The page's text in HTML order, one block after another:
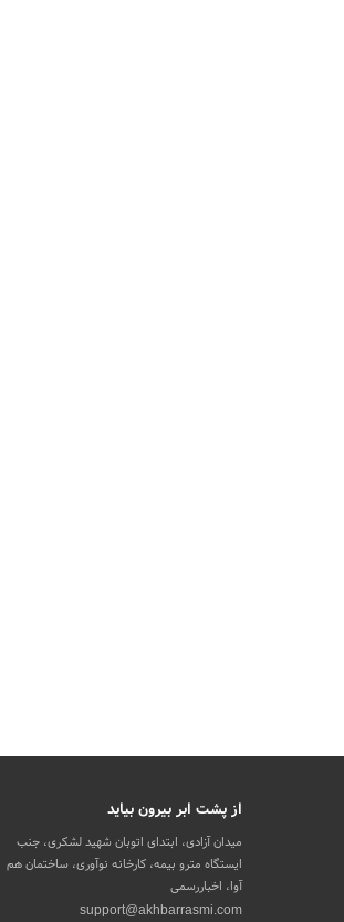
از پشت ابر بیرون بیاید
میدان آزادی، ابتدای اتوبان شهید لشکری، جنب
ایستگاه مترو بیمه، کارخانه نوآوری، ساختمان هم
آوا، اخباررسمی
support@akhbarrasmi.com